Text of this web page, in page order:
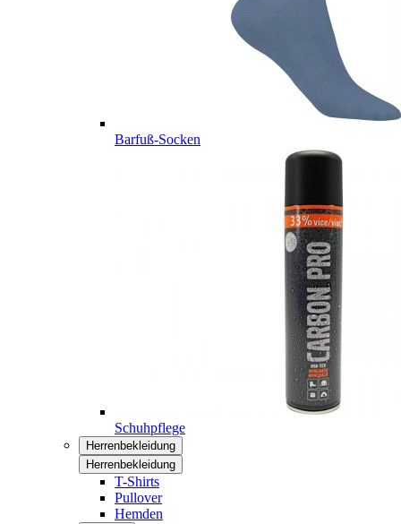
Barfuß-Socken
Schuhpflege
Herrenbekleidung
Herrenbekleidung
T-Shirts
Pullover
Hemden